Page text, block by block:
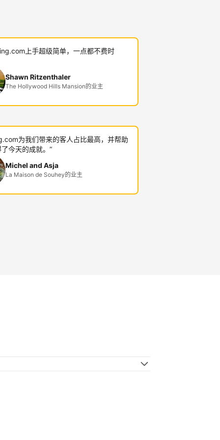
上手超级简单，一点都不费时
Shawn Ritzenthaler
The Hollywood Hills Mansion的业主
为我们带来的客人占比最高，并帮助
今天的成就。”
Michel and Asja
La Maison de Souhey的业主